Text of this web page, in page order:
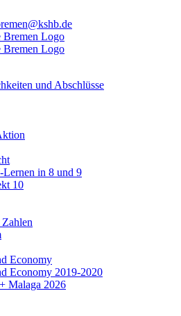
und Abschlüsse
Lernen in 8 und 9
10
Economy
Economy 2019-2020
Malaga 2026